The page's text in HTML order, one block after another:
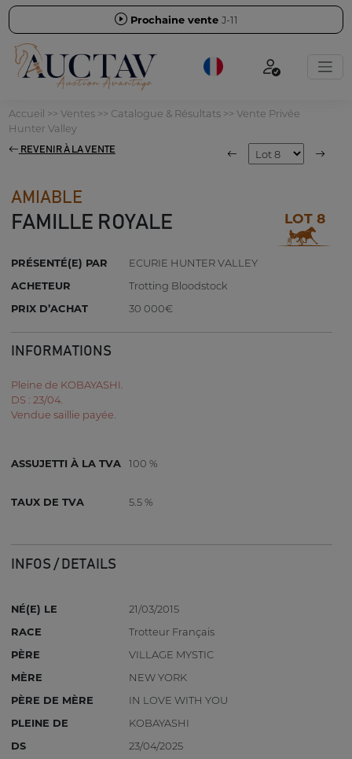
Prochaine vente J-11
Accueil >> Ventes>> Catalogue & Résultats>> Vente Privée
Hunter Valley
REVENIR À LA VENTE
AMIABLE
FAMILLE ROYALE LOT 8
PRÉSENTÉ(E) PAR
ECURIE HUNTER VALLEY
ACHETEUR
Trotting Bloodstock
PRIX D’ACHAT
30 000€
INFORMATIONS
Pleine de KOBAYASHI.
DS : 23/04.
Vendue saillie payée.
ASSUJETTI À LA TVA 100 %
TAUX DE TVA 5.5 %
INFOS / DETAILS
NÉ(E) LE
21/03/2015
RACE
Trotteur Français
PÈRE
VILLAGE MYSTIC
MÈRE
NEW YORK
PÈRE DE MÈRE
IN LOVE WITH YOU
PLEINE DE
KOBAYASHI
DS
23/04/2025